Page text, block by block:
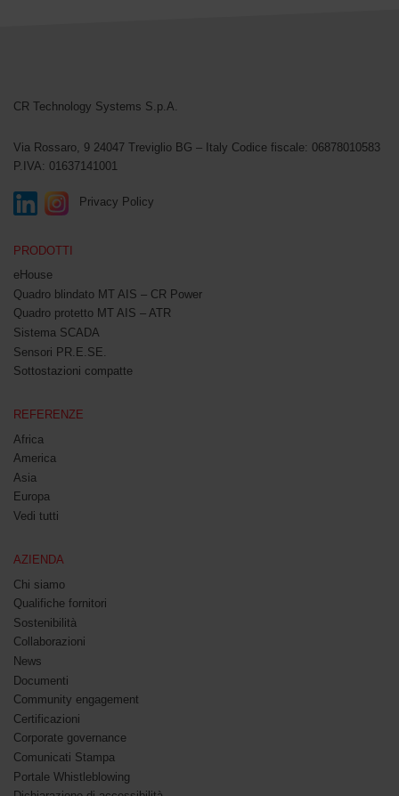
CR Technology Systems S.p.A.
Via Rossaro, 9 24047 Treviglio BG – Italy Codice fiscale: 06878010583
P.IVA: 01637141001
Privacy Policy
PRODOTTI
eHouse
Quadro blindato MT AIS – CR Power
Quadro protetto MT AIS – ATR
Sistema SCADA
Sensori PR.E.SE.
Sottostazioni compatte
REFERENZE
Africa
America
Asia
Europa
Vedi tutti
AZIENDA
Chi siamo
Qualifiche fornitori
Sostenibilità
Collaborazioni
News
Documenti
Community engagement
Certificazioni
Corporate governance
Comunicati Stampa
Portale Whistleblowing